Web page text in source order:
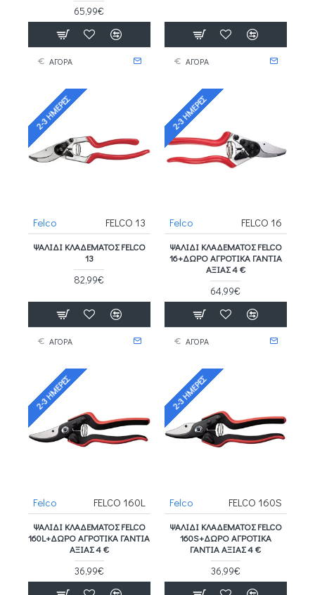
65,99€
ΑΓΟΡΑ ΑΓΟΡΑ
2-3 ΗΜΈΡΕΣ
Felco FELCO 13
ΨΑΛΊΔΙ ΚΛΑΔΈΜΑΤΟΣ FELCO
13
82,99€
ΑΓΟΡΑ
2-3 ΗΜΈΡΕΣ
Felco FELCO 16
ΨΑΛΊΔΙ ΚΛΑΔΈΜΑΤΟΣ FELCO
16+ΔΩΡΟ ΑΓΡΟΤΙΚΑ ΓΑΝΤΙΑ
ΑΞΙΑΣ 4 €
64,99€
ΑΓΟΡΑ
2-3 ΗΜΈΡΕΣ
Felco FELCO 160L
ΨΑΛΊΔΙ ΚΛΑΔΈΜΑΤΟΣ FELCO
160L+ΔΩΡΟ ΑΓΡΟΤΙΚΑ ΓΑΝΤΙΑ
ΑΞΙΑΣ 4 €
36,99€
2-3 ΗΜΈΡΕΣ
Felco FELCO 160S
ΨΑΛΊΔΙ ΚΛΑΔΈΜΑΤΟΣ FELCO
160S+ΔΩΡΟ ΑΓΡΟΤΙΚΑ
ΓΑΝΤΙΑ ΑΞΙΑΣ 4 €
36,99€